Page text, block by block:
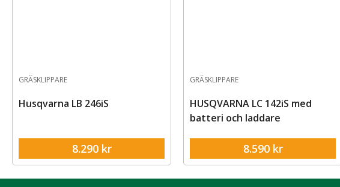
GRÄSKLIPPARE
Husqvarna LB 246iS
8.290 kr
GRÄSKLIPPARE
HUSQVARNA LC 142iS med
batteri och laddare
8.590 kr